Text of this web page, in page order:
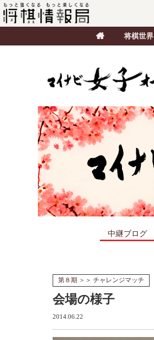
将棋世界
中継ブログ
第８期 ＞＞ チャレンジマッチ
会場の様子
2014.06.22